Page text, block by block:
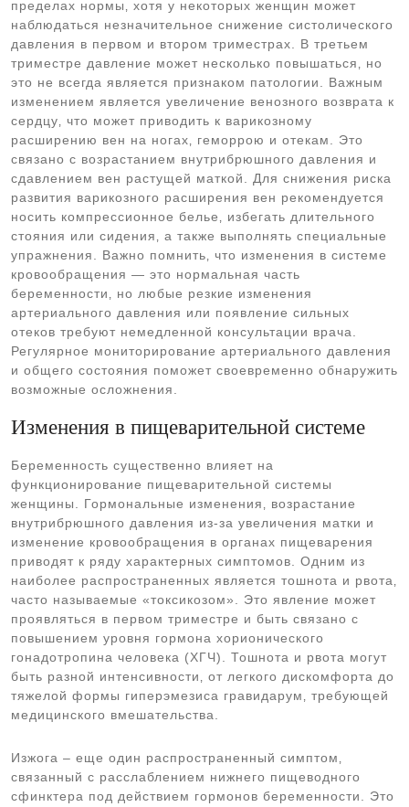
пределах нормы‚ хотя у некоторых женщин может
наблюдаться незначительное снижение систолического
давления в первом и втором триместрах. В третьем
триместре давление может несколько повышаться‚ но
это не всегда является признаком патологии. Важным
изменением является увеличение венозного возврата к
сердцу‚ что может приводить к варикозному
расширению вен на ногах‚ геморрою и отекам. Это
связано с возрастанием внутрибрюшного давления и
сдавлением вен растущей маткой. Для снижения риска
развития варикозного расширения вен рекомендуется
носить компрессионное белье‚ избегать длительного
стояния или сидения‚ а также выполнять специальные
упражнения. Важно помнить‚ что изменения в системе
кровообращения — это нормальная часть
беременности‚ но любые резкие изменения
артериального давления или появление сильных
отеков требуют немедленной консультации врача.
Регулярное мониторирование артериального давления
и общего состояния поможет своевременно обнаружить
возможные осложнения.
Изменения в пищеварительной системе
Беременность существенно влияет на
функционирование пищеварительной системы
женщины. Гормональные изменения‚ возрастание
внутрибрюшного давления из-за увеличения матки и
изменение кровообращения в органах пищеварения
приводят к ряду характерных симптомов. Одним из
наиболее распространенных является тошнота и рвота‚
часто называемые «токсикозом». Это явление может
проявляться в первом триместре и быть связано с
повышением уровня гормона хорионического
гонадотропина человека (ХГЧ). Тошнота и рвота могут
быть разной интенсивности‚ от легкого дискомфорта до
тяжелой формы гиперэмезиса гравидарум‚ требующей
медицинского вмешательства.
Изжога – еще один распространенный симптом‚
связанный с расслаблением нижнего пищеводного
сфинктера под действием гормонов беременности. Это